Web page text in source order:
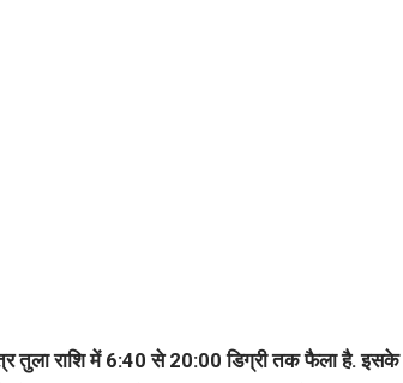
तुला राशि में 6:40 से 20:00 डिग्री तक फैला है. इसके